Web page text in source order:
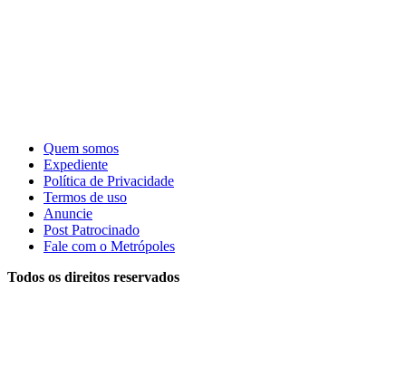
Quem somos
Expediente
Política de Privacidade
Termos de uso
Anuncie
Post Patrocinado
Fale com o Metrópoles
Todos os direitos reservados